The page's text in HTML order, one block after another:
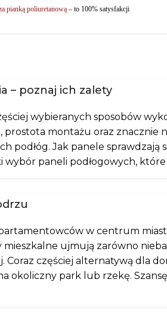
pianką poliuretanową – to 100% satysfakcji
– poznaj ich zalety
wybieranych sposobów
prostota montażu oraz znacznie
Jak panele sprawdzają
wybór paneli podłogowych,
w centrum
ujmują zarówno
częściej alternatywą dla
okoliczny park lub rzekę.